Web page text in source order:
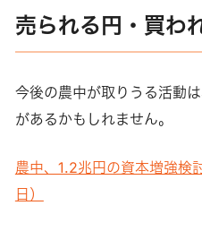
売られる円・買わ
今後の農中が取りうる活動
があるかもしれません。
農中、1.2兆円の資本増強
日）